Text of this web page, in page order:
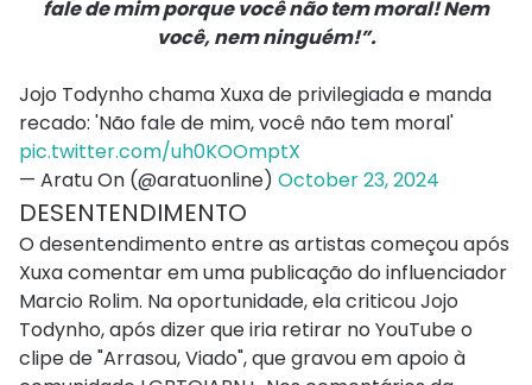
fale de mim porque você não tem moral! Nem
você, nem ninguém!”.
Jojo Todynho chama Xuxa de privilegiada e manda
recado: 'Não fale de mim, você não tem moral'
pic.twitter.com/uh0KOOmptX
— Aratu On (@aratuonline) October 23, 2024
DESENTENDIMENTO
O desentendimento entre as artistas começou após
Xuxa comentar em uma publicação do influenciador
Marcio Rolim. Na oportunidade, ela criticou Jojo
Todynho, após dizer que iria retirar no YouTube o
clipe de "Arrasou, Viado", que gravou em apoio à